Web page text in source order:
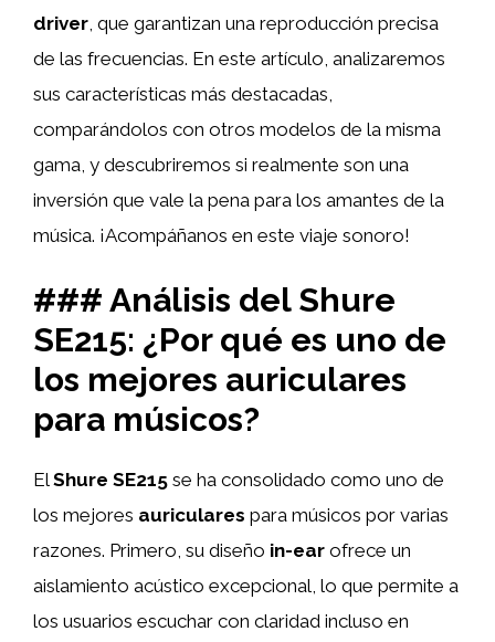
driver , que garantizan una reproducción precisa
de las frecuencias. En este artículo, analizaremos
sus características más destacadas,
comparándolos con otros modelos de la misma
gama, y descubriremos si realmente son una
inversión que vale la pena para los amantes de la
música. ¡Acompáñanos en este viaje sonoro!
### Análisis del Shure
SE215: ¿Por qué es uno de
los mejores auriculares
para músicos?
ElShure SE215 se ha consolidado como uno de
los mejores auriculares para músicos por varias
razones. Primero, su diseño in-ear ofrece un
aislamiento acústico excepcional, lo que permite a
los usuarios escuchar con claridad incluso en